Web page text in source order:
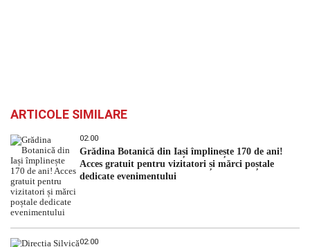
ARTICOLE SIMILARE
02:00
Grădina Botanică din Iași împlinește 170 de ani!
Acces gratuit pentru vizitatori și mărci poștale
dedicate evenimentului
02:00